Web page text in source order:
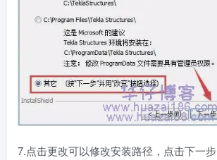
7.点击更改可以修改安装路径，点击下一步